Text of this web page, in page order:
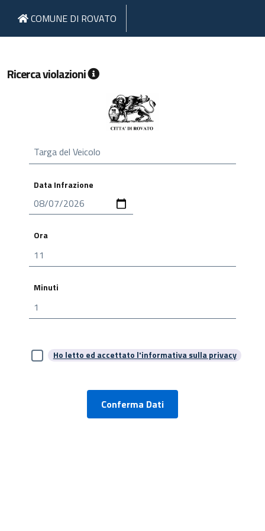
COMUNE DI ROVATO
Ricerca violazioni
Targa del Veicolo
Data Infrazione
Ora
Minuti
Ho letto ed accettato l'informativa sulla privacy
Conferma Dati